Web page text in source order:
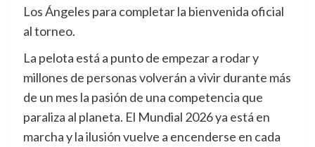
Los Ángeles para completar la bienvenida oficial
al torneo.
La pelota está a punto de empezar a rodar y
millones de personas volverán a vivir durante más
de un mes la pasión de una competencia que
paraliza al planeta. El Mundial 2026 ya está en
marcha y la ilusión vuelve a encenderse en cada